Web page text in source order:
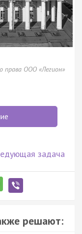
права ООО «Легион»
задача
решают: